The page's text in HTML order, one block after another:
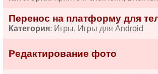
Перенос на платформу для
Категория: Игры, Игры для Android
Редактирование фото